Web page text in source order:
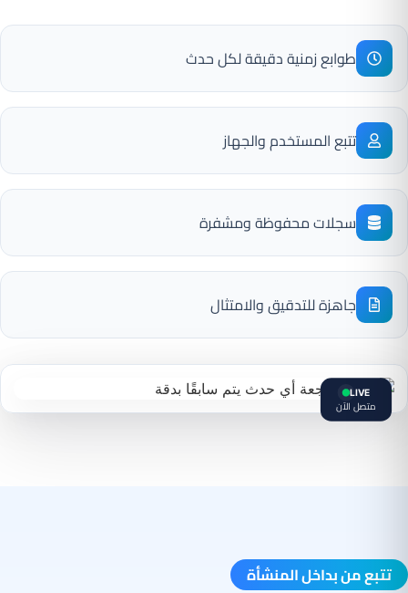
طوابع زمنية دقيقة لكل حدث
تتبع المستخدم والجهاز
سجلات محفوظة ومشفرة
جاهزة للتدقيق والامتثال
LIVE
متصل الآن
تتبع من بداخل المنشأة